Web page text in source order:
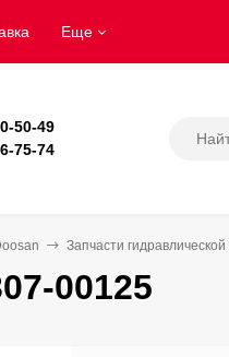
Еще
50-49
75-74
Запчасти
00125